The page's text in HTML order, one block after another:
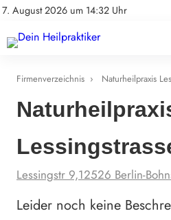
7. August 2026 um 14:32 Uhr
Impressum
Natürliche Medizin
Heilpflanzen & Kräuterkunde
Firmenverzeichnis › Naturheilpraxis
Lessingstr 9,12526 Berlin-
Leider noch keine